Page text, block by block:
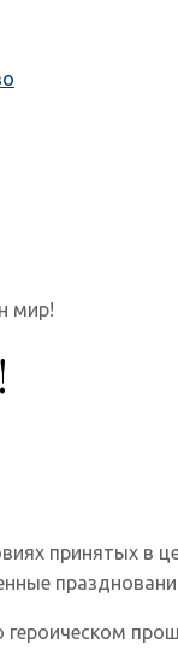
мир!
принятых в
героическом